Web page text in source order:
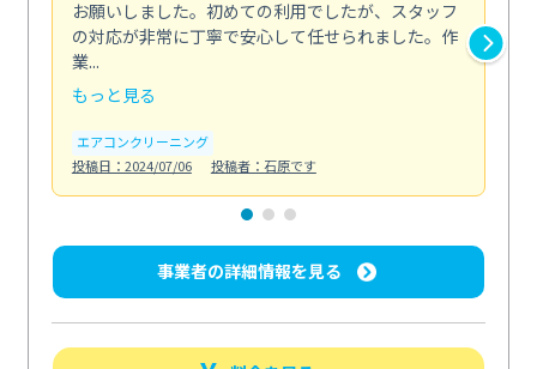
お願いしました。初めての利用でしたが、スタッフ
の対応が非常に丁寧で安心して任せられました。作
業...
もっと見る
エアコンクリーニング
投稿日：2024/07/06
投稿者：石原です
事業者の詳細情報を見る